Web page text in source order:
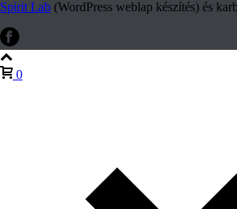
Spirit Lab (WordPress weblap készítés) és
0